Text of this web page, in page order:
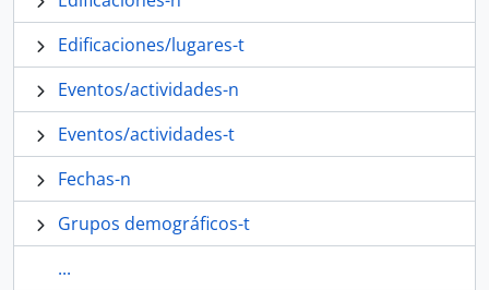
Edificaciones/lugares-t
Eventos/actividades-n
Eventos/actividades-t
Fechas-n
Grupos demográficos-t
...